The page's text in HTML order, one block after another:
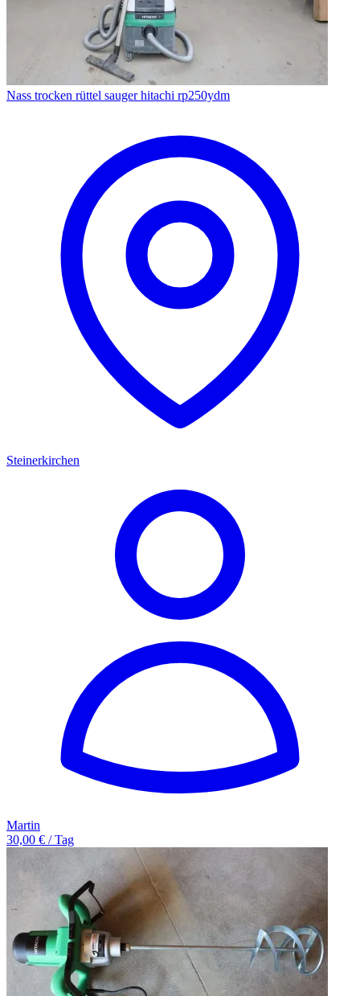
Nass trocken rüttel sauger hitachi rp250ydm
Steinerkirchen
Martin
30,00 € / Tag